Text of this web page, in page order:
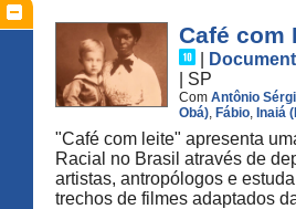
Café com
SP
Com Antônio
Obá), Fábio, Inaiá
"Café com leite" apresenta
Racial no Brasil através de
artistas, antropólogos e
trechos de filmes adaptados